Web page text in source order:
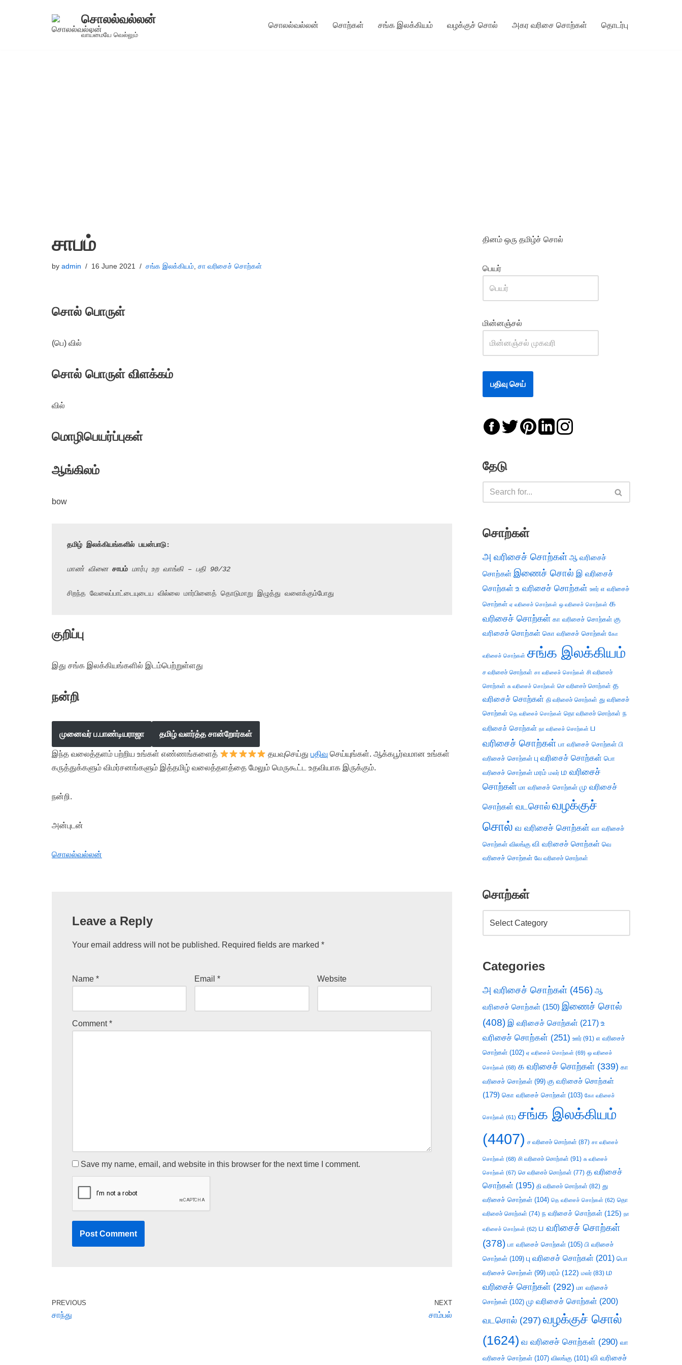
சொலல்வல்லன்
வாய்மையே வெல்லும்
சொலல்வல்லன் சொற்கள் சங்க இலக்கியம் வழக்குச் சொல் அகர வரிசை சொற்கள் தொடர்பு
சாபம்
by admin 16 June 2021 சங்க இலக்கியம் சா வரிசைச் சொற்கள்
சொல் பொருள்
(பெ) வில்
சொல் பொருள் விளக்கம்
வில்
மொழிபெயர்ப்புகள்
ஆங்கிலம்
bow
தமிழ் இலக்கியங்களில் பயன்பாடு:
மாண் வினை சாபம் மார்பு உற வாங்கி – பதி 90/32
சிறந்த வேலைப்பாட்டையுடைய வில்லை மார்பினைத் தொடுமாறு இழுத்து வளைக்கும்போது
குறிப்பு
இது சங்க இலக்கியங்களில் இடம்பெற்றுள்ளது
நன்றி
முனைவர் ப.பாண்டியராஜா தமிழ் வளர்த்த சான்றோர்கள்
இந்த வலைத்தளம் பற்றிய உங்கள் எண்ணங்களைத் தயவுசெய்துபதிவு செய்யுங்கள். ஆக்கபூர்வமான உங்கள்
கருத்துக்களும் விமர்சனங்களும் இத்தமிழ் வலைத்தளத்தை மேலும் மெருகூட்ட உதவியாக இருக்கும்.
நன்றி.
அன்புடன்
சொலல்வல்லன்
Leave a Reply
Your email address will not be published. Required fields are marked *
Name * Email* Website
Comment*
Save my name, email, and website in this browser for the next time I comment.
PREVIOUS
சாந்து
NEXT
சாம்பல்
தினம் ஒரு தமிழ்ச் சொல்
பெயர்
மின்னஞ்சல்
தேடு
சொற்கள்
அ வரிசைச் சொற்கள் ஆ வரிசைச்
சொற்கள் இணைச் சொல் இ வரிசைச்
சொற்கள் உ வரிசைச் சொற்கள் ஊர் எ வரிசைச்
சொற்கள் ஏ வரிசைச் சொற்கள் ஒ வரிசைச் சொற்கள் க
வரிசைச் சொற்கள் கா வரிசைச் சொற்கள் கு
வரிசைச் சொற்கள் கொ வரிசைச் சொற்கள் கோ
வரிசைச் சொற்கள் சங்க இலக்கியம்
ச வரிசைச் சொற்கள் சா வரிசைச் சொற்கள் சி வரிசைச்
சொற்கள் சு வரிசைச் சொற்கள் செ வரிசைச் சொற்கள் த
வரிசைச் சொற்கள் தி வரிசைச் சொற்கள் து வரிசைச்
சொற்கள் தெ வரிசைச் சொற்கள் தொ வரிசைச் சொற்கள் ந
வரிசைச் சொற்கள் நா வரிசைச் சொற்கள் ப
வரிசைச் சொற்கள் பா வரிசைச் சொற்கள் பி
வரிசைச் சொற்கள் பு வரிசைச் சொற்கள் பொ
வரிசைச் சொற்கள் மரம் மலர் ம வரிசைச்
சொற்கள் மா வரிசைச் சொற்கள் மு வரிசைச்
சொற்கள் வடசொல் வழக்குச்
சொல் வ வரிசைச் சொற்கள் வா வரிசைச்
சொற்கள் விலங்கு வி வரிசைச் சொற்கள் வெ
வரிசைச் சொற்கள் வே வரிசைச் சொற்கள்
சொற்கள்
Categories
அ வரிசைச் சொற்கள் (456) ஆ
வரிசைச் சொற்கள் (150) இணைச் சொல்
(408) இ வரிசைச் சொற்கள் (217) உ
வரிசைச் சொற்கள் (251) ஊர் (91) எ வரிசைச்
சொற்கள் (102) ஏ வரிசைச் சொற்கள் (69) ஒ வரிசைச்
சொற்கள் (68) க வரிசைச் சொற்கள் (339) கா
வரிசைச் சொற்கள் (99) கு வரிசைச் சொற்கள்
(179) கொ வரிசைச் சொற்கள் (103) கோ வரிசைச்
சொற்கள் (61) சங்க இலக்கியம்
(4407) ச வரிசைச் சொற்கள் (87) சா வரிசைச்
சொற்கள் (68) சி வரிசைச் சொற்கள் (91) சு வரிசைச்
சொற்கள் (67) செ வரிசைச் சொற்கள் (77) த வரிசைச்
சொற்கள் (195) தி வரிசைச் சொற்கள் (82) து
வரிசைச் சொற்கள் (104) தெ வரிசைச் சொற்கள் (62) தொ
வரிசைச் சொற்கள் (74) ந வரிசைச் சொற்கள் (125) நா
வரிசைச் சொற்கள் (62) ப வரிசைச் சொற்கள்
(378) பா வரிசைச் சொற்கள் (105) பி வரிசைச்
சொற்கள் (109) பு வரிசைச் சொற்கள் (201) பொ
வரிசைச் சொற்கள் (99) மரம் (122) மலர் (83) ம
வரிசைச் சொற்கள் (292) மா வரிசைச்
சொற்கள் (102) மு வரிசைச் சொற்கள் (200)
வடசொல் (297) வழக்குச் சொல்
(1624) வ வரிசைச் சொற்கள் (290) வா
வரிசைச் சொற்கள் (107) விலங்கு (101) வி வரிசைச்